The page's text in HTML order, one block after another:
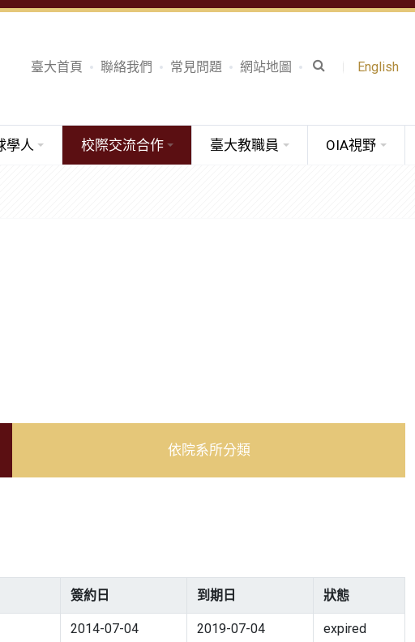
臺大首頁 聯絡我們 常見問題 網站地圖 English
學人 校際交流合作 臺大教職員 OIA視野
依院系所分類
簽約日 到期日 狀態
2014-07-04 2019-07-04 expired